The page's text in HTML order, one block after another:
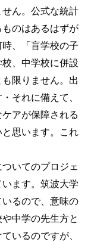
ん。公式な統計
のはあるはずが
、「盲学校の子
、中学校に併設
限りません。出
それに備えて、
アが保障される
思います。これ
いてのプロジェ
ます。筑波大学
るので、意味の
中学の先生方と
いるのですが、